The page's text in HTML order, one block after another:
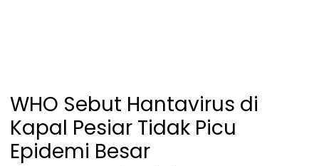
WHO Sebut Hantavirus di
Kapal Pesiar Tidak Picu
Epidemi Besar